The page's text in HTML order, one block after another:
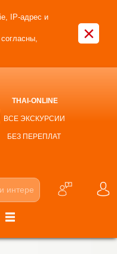
IP-адрес и
×
THAI-ONLINE
ВСЕ ЭКСКУРСИИ
БЕЗ ПЕРЕПЛАТ